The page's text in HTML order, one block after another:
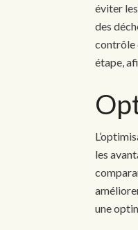
éviter
des
contrôle
étape,
les
une